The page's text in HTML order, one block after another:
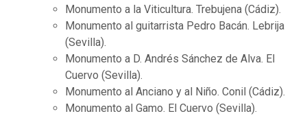
Monumento a la Viticultura. Trebujena (Cádiz).
Monumento al guitarrista Pedro Bacán. Lebrija
(Sevilla).
Monumento a D. Andrés Sánchez de Alva. El
Cuervo (Sevilla).
Monumento al Anciano y al Niño. Conil (Cádiz).
Monumento al Gamo. El Cuervo (Sevilla).